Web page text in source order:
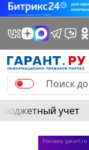
Бюджетный учет